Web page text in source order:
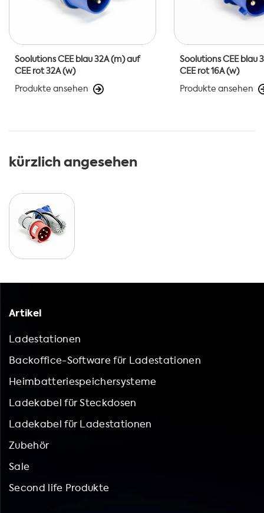
Soolutions CEE blau 32A (m) auf
CEE rot 32A (w)
Produkte ansehen
Soolutions CEE blau
CEE rot 16A (w)
Produkte ansehen
kürzlich angesehen
Artikel
Ladestationen
Backoffice-Software für Ladestationen
Heimbatteriespeichersysteme
Ladekabel für Steckdosen
Ladekabel für Ladestationen
Zubehör
Sale
Second life Produkte